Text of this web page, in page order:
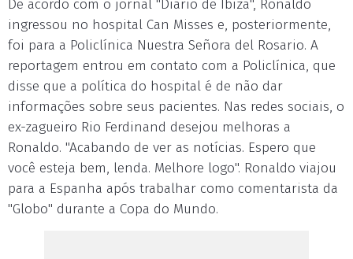
De acordo com o jornal "Diário de Ibiza", Ronaldo
ingressou no hospital Can Misses e, posteriormente,
foi para a Policlínica Nuestra Señora del Rosario. A
reportagem entrou em contato com a Policlínica, que
disse que a política do hospital é de não dar
informações sobre seus pacientes. Nas redes sociais, o
ex-zagueiro Rio Ferdinand desejou melhoras a
Ronaldo. "Acabando de ver as notícias. Espero que
você esteja bem, lenda. Melhore logo". Ronaldo viajou
para a Espanha após trabalhar como comentarista da
"Globo" durante a Copa do Mundo.